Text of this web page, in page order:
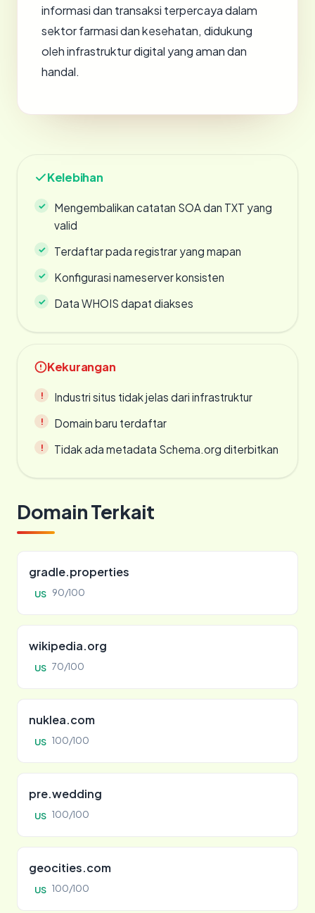
informasi dan transaksi terpercaya dalam
sektor farmasi dan kesehatan, didukung
oleh infrastruktur digital yang aman dan
handal.
Kelebihan
Mengembalikan catatan SOA dan TXT yang
valid
Terdaftar pada registrar yang mapan
Konfigurasi nameserver konsisten
Data WHOIS dapat diakses
Kekurangan
Industri situs tidak jelas dari infrastruktur
Domain baru terdaftar
Tidak ada metadata Schema.org diterbitkan
Domain Terkait
gradle.properties
US 90/100
wikipedia.org
US 70/100
nuklea.com
US 100/100
pre.wedding
US 100/100
geocities.com
US 100/100